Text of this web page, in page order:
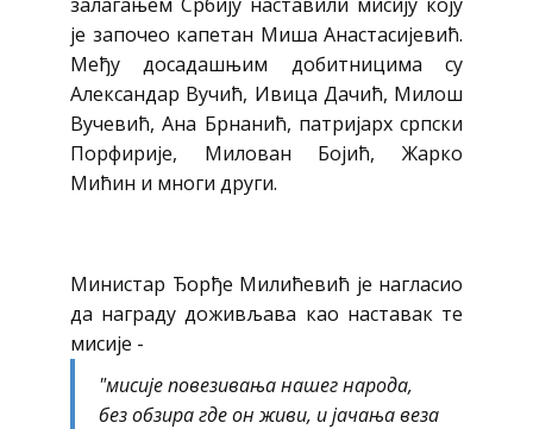
је започео капетан Миша Анастасијевић.
Међу досадашњим добитницима су
Александар Вучић, Ивица Дачић, Милош
Вучевић, Ана Брнанић, патријарх српски
Порфирије, Милован Бојић, Жарко
Мићин и многи други.
Министар Ђорђе Милићевић је нагласио
да награду доживљава као наставак те
мисије -
"мисије повезивања нашег народа,
без обзира где он живи, и јачања веза